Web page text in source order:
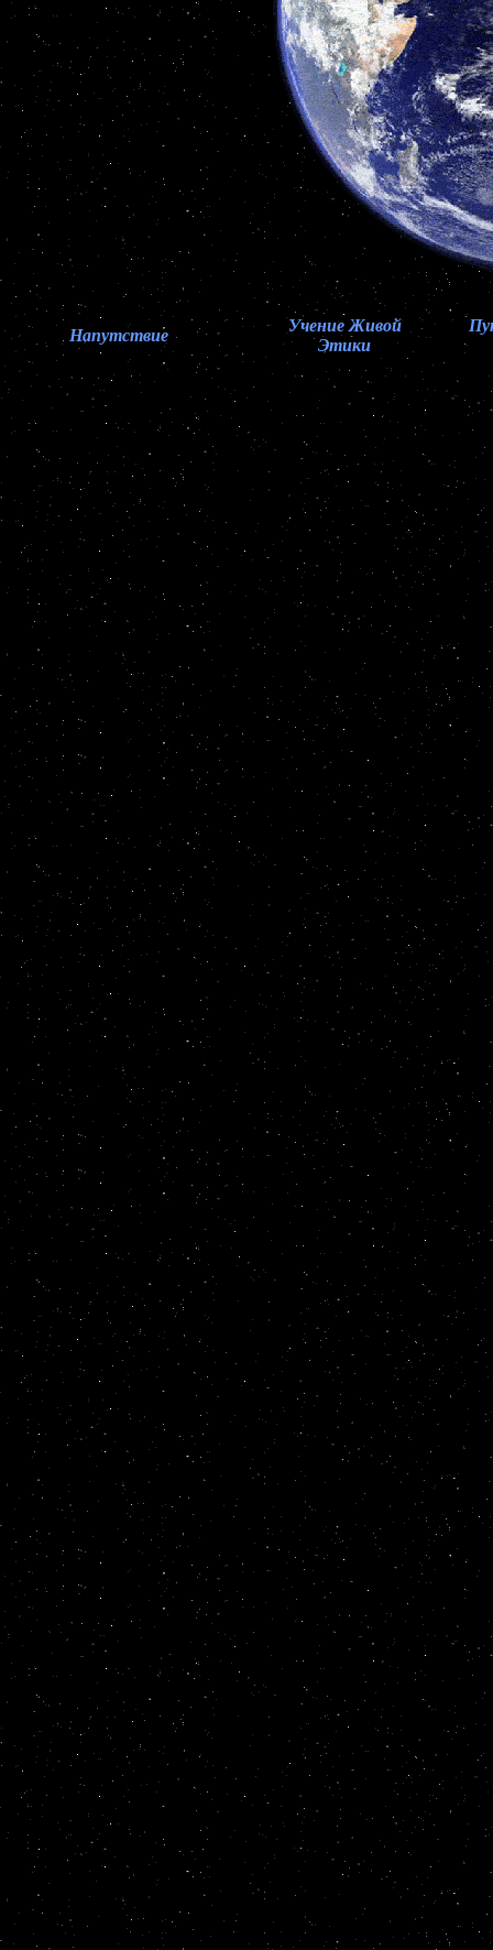
Напутствие
Учение Живой
Этики